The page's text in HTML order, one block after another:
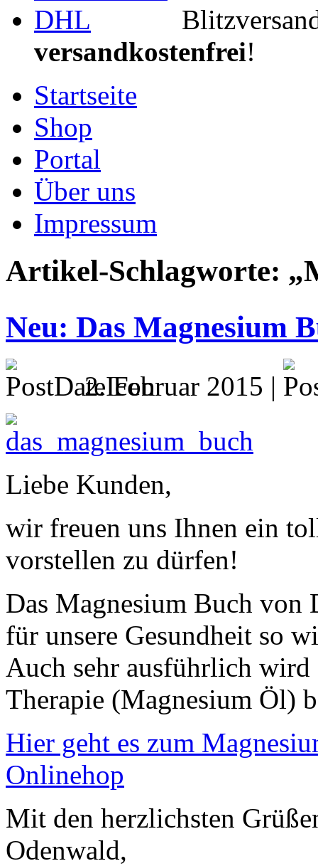
versandkostenfrei!
Startseite
Shop
Portal
Über uns
Impressum
Artikel-Schlagworte:
Neu: Das Magnesium
2. Februar 2015 |
Liebe Kunden,
wir freuen uns Ihnen ein
vorstellen zu dürfen!
Das Magnesium Buch von
für unsere Gesundheit so
Auch sehr ausführlich wird
Therapie (Magnesium Öl)
Hier geht es zum
Onlinehop
Mit den herzlichsten
Odenwald,